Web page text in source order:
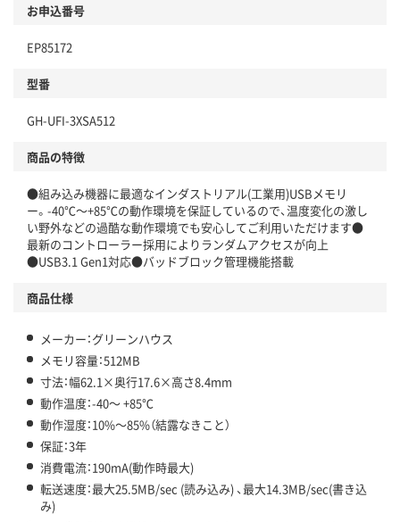
お申込番号
EP85172
型番
GH-UFI-3XSA512
商品の特徴
●組み込み機器に最適なインダストリアル(工業用)USBメモリ
ー。-40℃～+85℃の動作環境を保証しているので、温度変化の激し
い野外などの過酷な動作環境でも安心してご利用いただけます●
最新のコントローラー採用によりランダムアクセスが向上
●USB3.1 Gen1対応●バッドブロック管理機能搭載
商品仕様
メーカー：グリーンハウス
メモリ容量：512MB
寸法：幅62.1×奥行17.6×高さ8.4mm
動作温度：-40～ +85℃
動作湿度：10%～85%（結露なきこと）
保証：3年
消費電流：190mA(動作時最大)
転送速度：最大25.5MB/sec (読み込み) 、最大14.3MB/sec(書き込
み)